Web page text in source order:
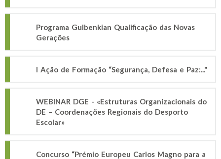
Programa Gulbenkian Qualificação das Novas
Gerações
I Ação de Formação “Segurança, Defesa e Paz:..."
WEBINAR DGE - «Estruturas Organizacionais do
DE – Coordenações Regionais do Desporto
Escolar»
Concurso “Prémio Europeu Carlos Magno para a